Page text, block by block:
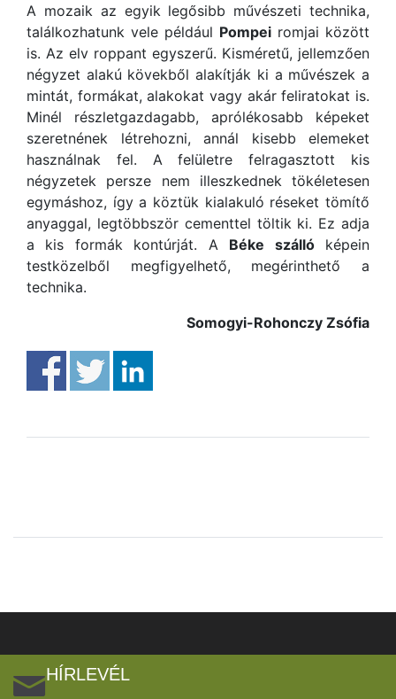
A mozaik az egyik legősibb művészeti technika,
találkozhatunk vele például Pompei romjai között
is. Az elv roppant egyszerű. Kisméretű, jellemzően
négyzet alakú kövekből alakítják ki a művészek a
mintát, formákat, alakokat vagy akár feliratokat is.
Minél részletgazdagabb, aprólékosabb képeket
szeretnének létrehozni, annál kisebb elemeket
használnak fel. A felületre felragasztott kis
négyzetek persze nem illeszkednek tökéletesen
egymáshoz, így a köztük kialakuló réseket tömítő
anyaggal, legtöbbször cementtel töltik ki. Ez adja
a kis formák kontúrját. A Béke szállóképein
testközelből megfigyelhető, megérinthető a
technika.
Somogyi-Rohonczy Zsófia
HÍRLEVÉL